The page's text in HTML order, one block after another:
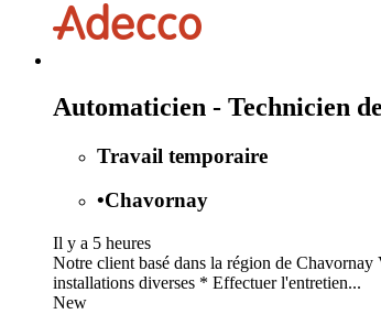
Automaticien - Technicien
Travail temporaire
•Chavornay
Il y a 5 heures
Notre client basé dans la région de
installations diverses * Effectuer l'entretien...
New